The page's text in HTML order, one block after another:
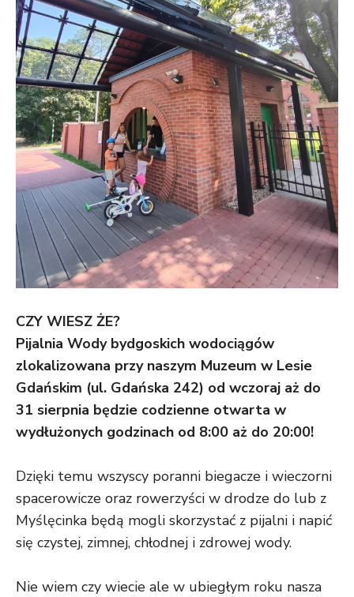
CZY WIESZ ŻE?
Pijalnia Wody bydgoskich wodociągów
zlokalizowana przy naszym Muzeum w Lesie
Gdańskim (ul. Gdańska 242) od wczoraj aż do
31 sierpnia będzie codzienne otwarta w
wydłużonych godzinach od 8:00 aż do 20:00!
Dzięki temu wszyscy poranni biegacze i wieczorni
spacerowicze oraz rowerzyści w drodze do lub z
Myślęcinka będą mogli skorzystać z pijalni i napić
się czystej, zimnej, chłodnej i zdrowej wody.
Nie wiem czy wiecie ale w ubiegłym roku nasza